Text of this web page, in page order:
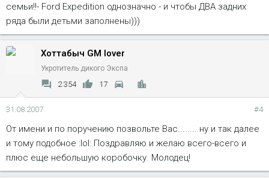
семьи!!- Ford Expedition однозначно - и чтобы ДВА задних
ряда были детьми заполнены)))
Хоттабыч GM lover
Укротитель дикого Экспа
2 354 17
31.08.2007 #4
От имени и по поручению позвольте Вас........ ну и так далее
и тому подобное :lol: Поздравляю и желаю всего-всего и
плюс еще небольшую коробочку. Молодец!